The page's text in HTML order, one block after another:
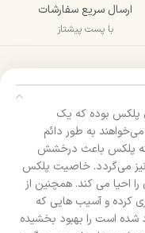
ارسال سریع سفارشات
با پست پیشتاز
پلکس بوده که یک
به طور دائم
پلکس باعث درخشش
می‌گردد. خاصیت پلکس
احیا می کند. همچنین از
کرده و آسیب هایی که
شده است را بهبود بخشیده